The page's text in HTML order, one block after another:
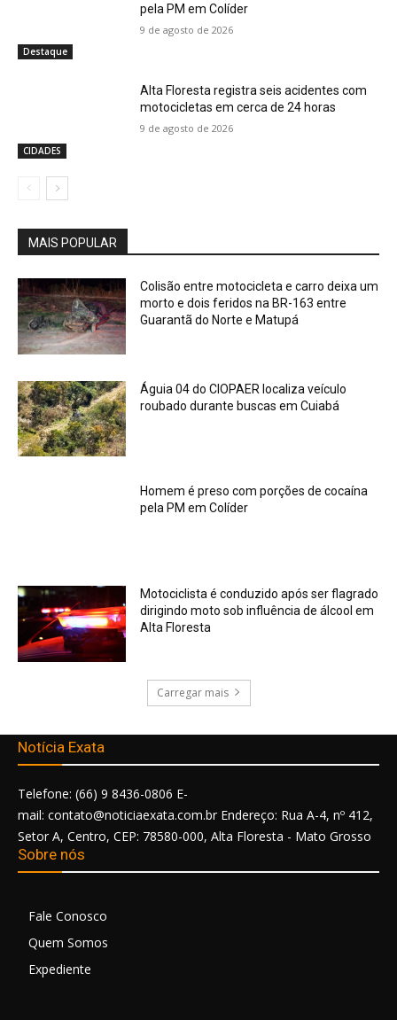
Destaque
pela PM em Colíder
9 de agosto de 2026
CIDADES
Alta Floresta registra seis acidentes com
motocicletas em cerca de 24 horas
9 de agosto de 2026
MAIS POPULAR
Colisão entre motocicleta e carro deixa um
morto e dois feridos na BR-163 entre
Guarantã do Norte e Matupá
Águia 04 do CIOPAER localiza veículo
roubado durante buscas em Cuiabá
Homem é preso com porções de cocaína
pela PM em Colíder
Motociclista é conduzido após ser flagrado
dirigindo moto sob influência de álcool em
Alta Floresta
Carregar mais
Notícia Exata
Telefone: (66) 9 8436-0806 E-
mail: contato@noticiaexata.com.br Endereço: Rua A-4, nº 412,
Setor A, Centro, CEP: 78580-000, Alta Floresta - Mato Grosso
Sobre nós
Fale Conosco
Quem Somos
Expediente